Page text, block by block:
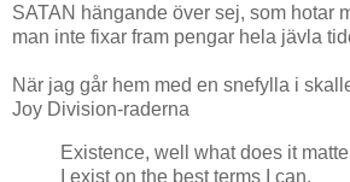
SATAN hängande över sej, som hotar
man inte fixar fram pengar hela jävla
När jag går hem med en snefylla i
Joy Division-raderna
Existence, well what does it
I exist on the best terms I can.